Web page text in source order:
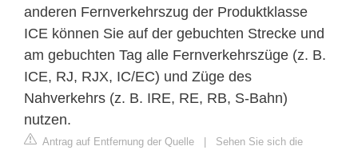
anderen Fernverkehrszug der Produktklasse
ICE können Sie auf der gebuchten Strecke und
am gebuchten Tag alle Fernverkehrszüge (z. B.
ICE, RJ, RJX, IC/EC) und Züge des
Nahverkehrs (z. B. IRE, RE, RB, S-Bahn)
nutzen.
Antrag auf Entfernung der Quelle
Sehen Sie sich die